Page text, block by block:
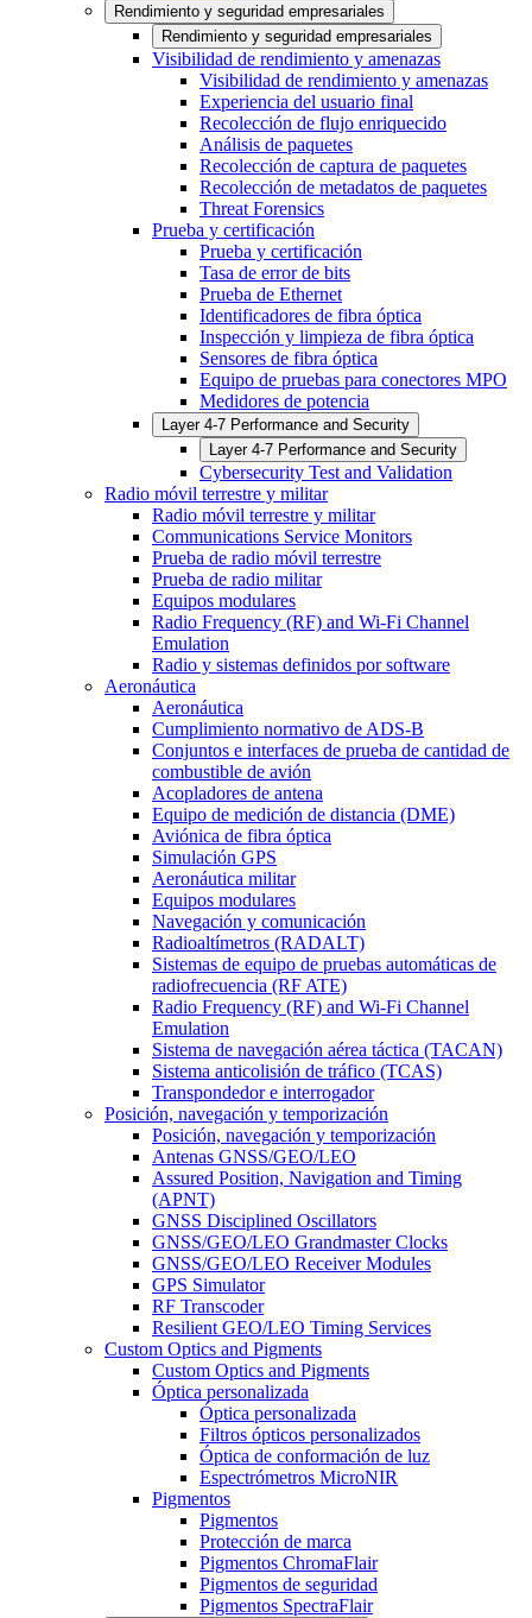
Rendimiento y seguridad empresariales
Rendimiento y seguridad empresariales
Visibilidad de rendimiento y amenazas
Visibilidad de rendimiento y amenazas
Experiencia del usuario final
Recolección de flujo enriquecido
Análisis de paquetes
Recolección de captura de paquetes
Recolección de metadatos de paquetes
Threat Forensics
Prueba y certificación
Prueba y certificación
Tasa de error de bits
Prueba de Ethernet
Identificadores de fibra óptica
Inspección y limpieza de fibra óptica
Sensores de fibra óptica
Equipo de pruebas para conectores MPO
Medidores de potencia
Layer 4-7 Performance and Security
Layer 4-7 Performance and Security
Cybersecurity Test and Validation
Radio móvil terrestre y militar
Radio móvil terrestre y militar
Communications Service Monitors
Prueba de radio móvil terrestre
Prueba de radio militar
Equipos modulares
Radio Frequency (RF) and Wi-Fi Channel
Emulation
Radio y sistemas definidos por software
Aeronáutica
Aeronáutica
Cumplimiento normativo de ADS-B
Conjuntos e interfaces de prueba de cantidad de
combustible de avión
Acopladores de antena
Equipo de medición de distancia (DME)
Aviónica de fibra óptica
Simulación GPS
Aeronáutica militar
Equipos modulares
Navegación y comunicación
Radioaltímetros (RADALT)
Sistemas de equipo de pruebas automáticas de
radiofrecuencia (RF ATE)
Radio Frequency (RF) and Wi-Fi Channel
Emulation
Sistema de navegación aérea táctica (TACAN)
Sistema anticolisión de tráfico (TCAS)
Transpondedor e interrogador
Posición, navegación y temporización
Posición, navegación y temporización
Antenas GNSS/GEO/LEO
Assured Position, Navigation and Timing
(APNT)
GNSS Disciplined Oscillators
GNSS/GEO/LEO Grandmaster Clocks
GNSS/GEO/LEO Receiver Modules
GPS Simulator
RF Transcoder
Resilient GEO/LEO Timing Services
Custom Optics and Pigments
Custom Optics and Pigments
Óptica personalizada
Óptica personalizada
Filtros ópticos personalizados
Óptica de conformación de luz
Espectrómetros MicroNIR
Pigmentos
Pigmentos
Protección de marca
Pigmentos ChromaFlair
Pigmentos de seguridad
Pigmentos SpectraFlair